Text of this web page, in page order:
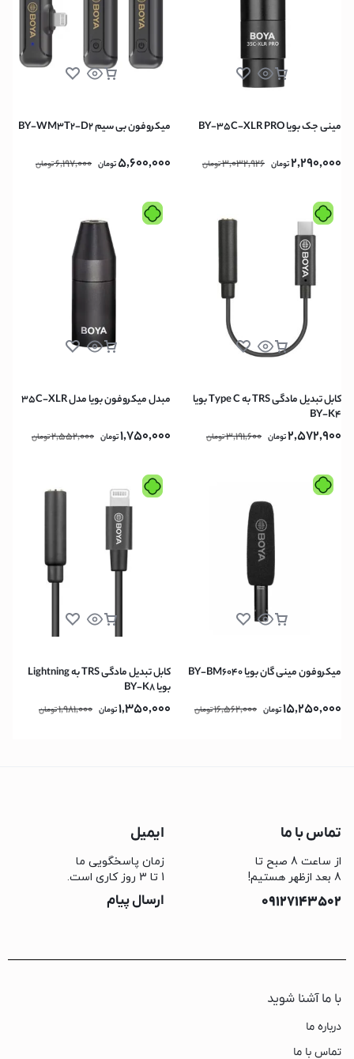
مینی جک بویا BY-35C-XLR PRO
2,290,000تومان 3,032,926تومان
میکروفون بی سیم BY-WM3T2-D2
5,600,000تومان 6,197,000تومان
کابل تبدیل مادگی TRS به Type C بویا
BY-K4
2,572,900تومان 3,191,600تومان
مبدل میکروفون بویا مدل 35C-XLR
1,750,000تومان 2,552,000تومان
میکروفون مینی گان بویا BY-BM6040
15,250,000تومان 16,562,000تومان
کابل تبدیل مادگی TRS به Lightning
بویا BY-K8
1,350,000تومان 1,981,000تومان
تماس با ما
از ساعت 8 صبح تا
8 بعد ازظهر هستیم!
09127143502
ایمیل
زمان پاسخگویی ما
1 تا 3 روز کاری است.
ارسال پیام
با ما آشنا شوید
درباره ما
تماس با ما